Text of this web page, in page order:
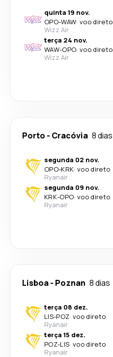
quinta 19 nov.
OPO-WAW· voo direto
Wizz Air
terça 24 nov.
WAW-OPO· voo direto
Wizz Air
Porto - Cracóvia 8 dias
segunda 02 nov.
OPO-KRK· voo direto
Ryanair
segunda 09 nov.
KRK-OPO· voo direto
Ryanair
Lisboa- Poznan 8 dias
terça 08 dez.
LIS-POZ· voo direto
Ryanair
terça 15 dez.
POZ-LIS· voo direto
Ryanair